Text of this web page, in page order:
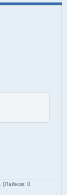
(Лайков: 0 ·